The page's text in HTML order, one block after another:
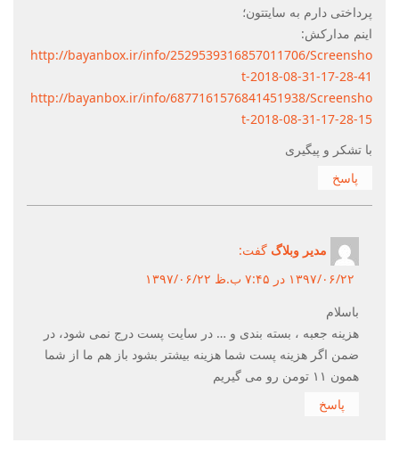
پرداختی دارم به سایتتون؛
اینم مدارکش:
http://bayanbox.ir/info/2529539316857011706/Screensho
t-2018-08-31-17-28-41
http://bayanbox.ir/info/6877161576841451938/Screensho
t-2018-08-31-17-28-15
با تشکر و پیگیری
پاسخ
مدیر وبلاگ گفت:
۱۳۹۷/۰۶/۲۲ در ۷:۴۵ ب.ظ ۱۳۹۷/۰۶/۲۲
باسلام
هزینه جعبه ، بسته بندی و … در سایت پست درج نمی شود، در
ضمن اگر هزینه پست شما هزینه بیشتر بشود باز هم ما از شما
همون ۱۱ تومن رو می گیریم
پاسخ